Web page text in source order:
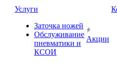
Услуги
Заточка ножей
Обслуживание
пневматики и
КСОИ
Акции